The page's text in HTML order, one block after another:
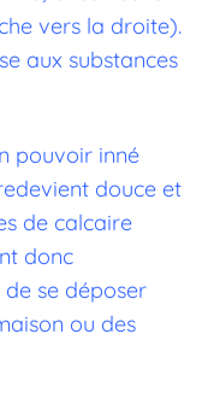
vers la droite).
aux substances
pouvoir inné
douce et
de calcaire
donc
se déposer
ou des